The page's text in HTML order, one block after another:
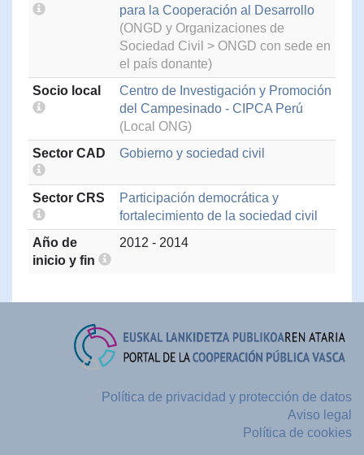
para la Cooperación al Desarrollo
(ONGD y Organizaciones de
Sociedad Civil > ONGD con sede en
el país donante)
Socio local
Centro de Investigación y Promoción
del Campesinado - CIPCA Perú
(Local ONG)
Sector CAD
Gobierno y sociedad civil
Sector CRS
Participación democrática y
fortalecimiento de la sociedad civil
Año de
inicio y fin
2012 - 2014
Política de privacidad y protección de datos
Aviso legal
Política de cookies